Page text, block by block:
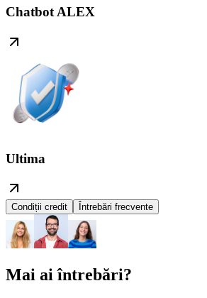
Chatbot ALEX
Ultima
Condiții credit Întrebări frecvente
Mai ai întrebări?